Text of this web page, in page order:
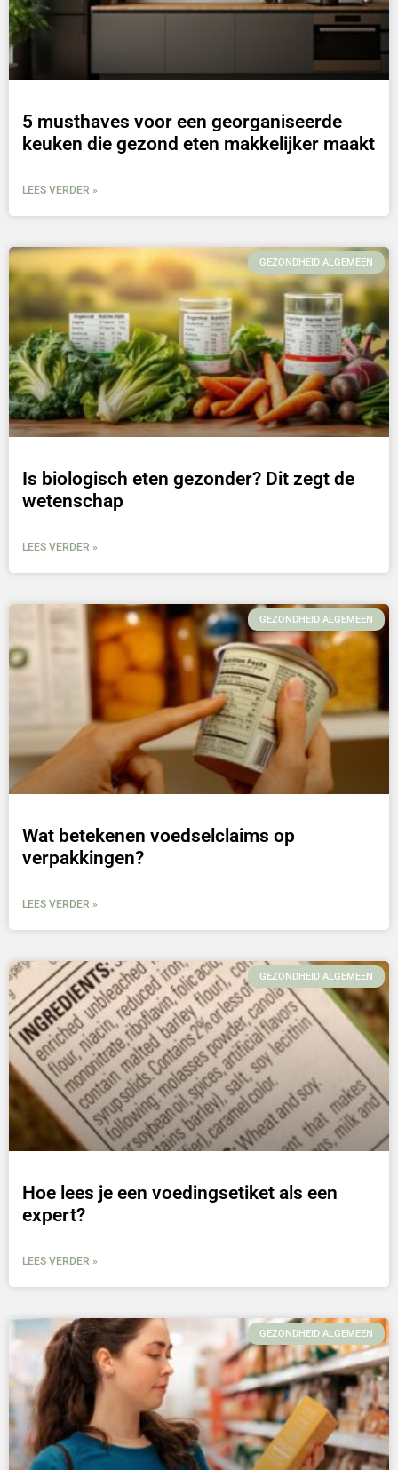
5 musthaves voor een georganiseerde
keuken die gezond eten makkelijker maakt
LEES VERDER »
GEZONDHEID ALGEMEEN
Is biologisch eten gezonder? Dit zegt de
wetenschap
LEES VERDER »
GEZONDHEID ALGEMEEN
Wat betekenen voedselclaims op
verpakkingen?
LEES VERDER »
GEZONDHEID ALGEMEEN
Hoe lees je een voedingsetiket als een
expert?
LEES VERDER »
GEZONDHEID ALGEMEEN